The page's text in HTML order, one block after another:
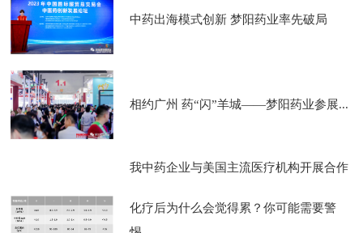
中药出海模式创新 梦阳药业率先破局
相约广州 药“闪”羊城——梦阳药业参展...
我中药企业与美国主流医疗机构开展合作
化疗后为什么会觉得累？你可能需要警